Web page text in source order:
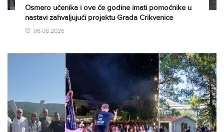
Osmero učenika i ove će godine imati pomoćnike u
nastavi zahvaljujući projektu Grada Crikvenice
06.08.2026